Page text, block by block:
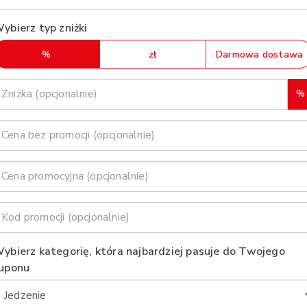
typ zniżki
% zł Darmowa dostawa
%
kategorię, która najbardziej pasuje do Twojego